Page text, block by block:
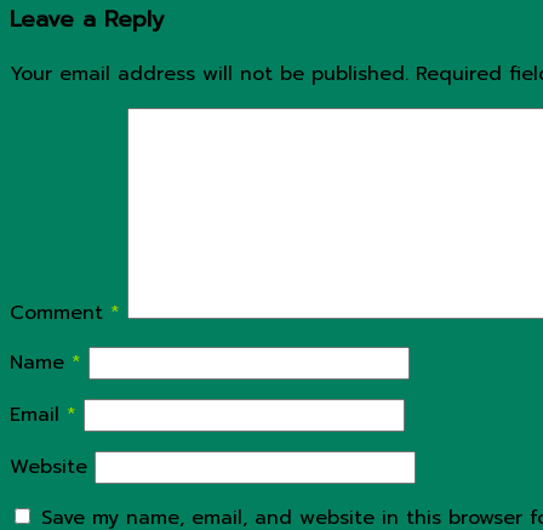
Leave a Reply
Your email address will not be published. Required
Comment *
Name *
Email *
Website
Save my name, email, and website in this